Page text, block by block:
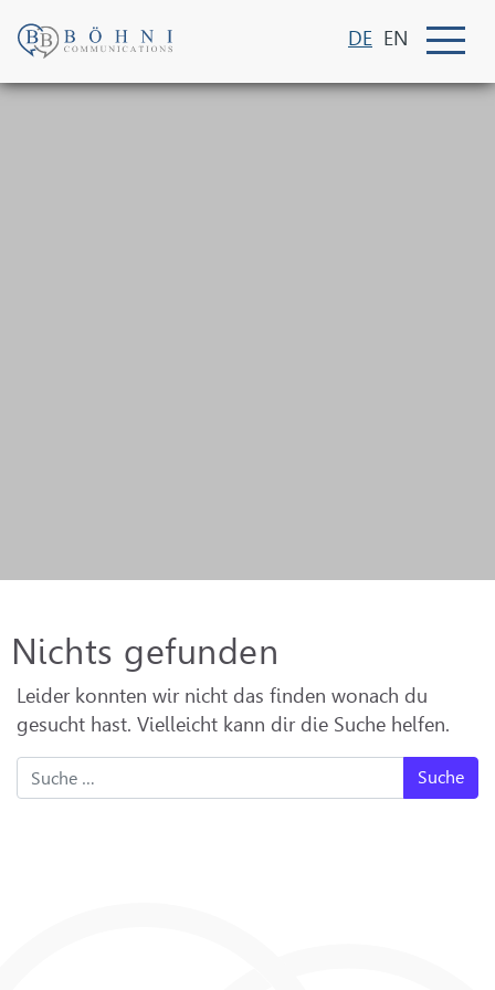
DE EN
Nichts gefunden
Leider konnten wir nicht das finden wonach du
gesucht hast. Vielleicht kann dir die Suche helfen.
Suche